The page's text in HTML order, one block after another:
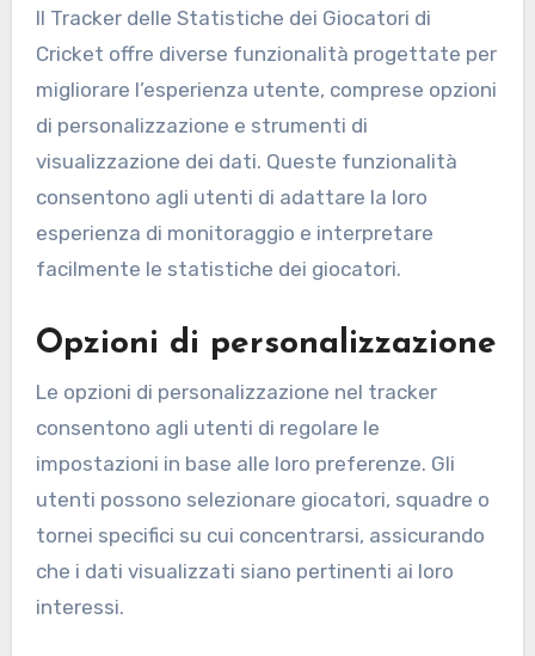
Il Tracker delle Statistiche dei Giocatori di
Cricket offre diverse funzionalità progettate per
migliorare l’esperienza utente, comprese opzioni
di personalizzazione e strumenti di
visualizzazione dei dati. Queste funzionalità
consentono agli utenti di adattare la loro
esperienza di monitoraggio e interpretare
facilmente le statistiche dei giocatori.
Opzioni di personalizzazione
Le opzioni di personalizzazione nel tracker
consentono agli utenti di regolare le
impostazioni in base alle loro preferenze. Gli
utenti possono selezionare giocatori, squadre o
tornei specifici su cui concentrarsi, assicurando
che i dati visualizzati siano pertinenti ai loro
interessi.